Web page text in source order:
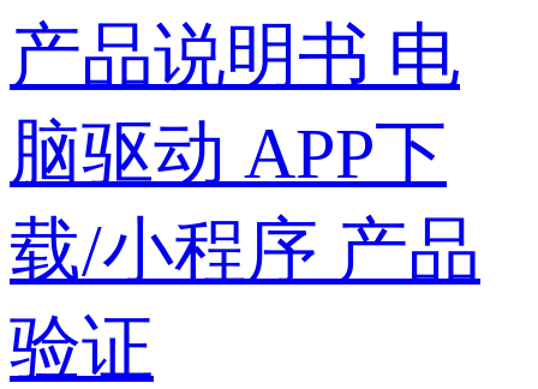
产品说明书 电
脑驱动 APP下
载/小程序 产品
验证